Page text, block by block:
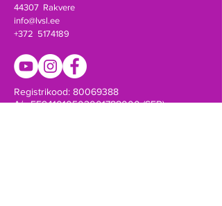
44307 Rakvere
info@lvsl.ee
+372 5174189
Registrikood: 80069388
A/a EE941010502001788000 (SEB)